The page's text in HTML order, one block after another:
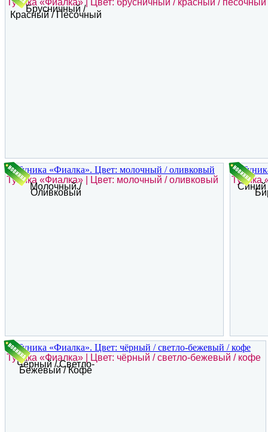
Туника «Фиалка» | Цвет: брусничный / красный / песочный
Брусничный /
Красный / Песочный
Туника «Фиалка» | Цвет: молочный / оливковый
Молочный /
Оливковый
Туника
Синий
Туника «Фиалка» | Цвет: чёрный / светло-бежевый / кофе
Чёрный / Светло-
Бежевый / Кофе